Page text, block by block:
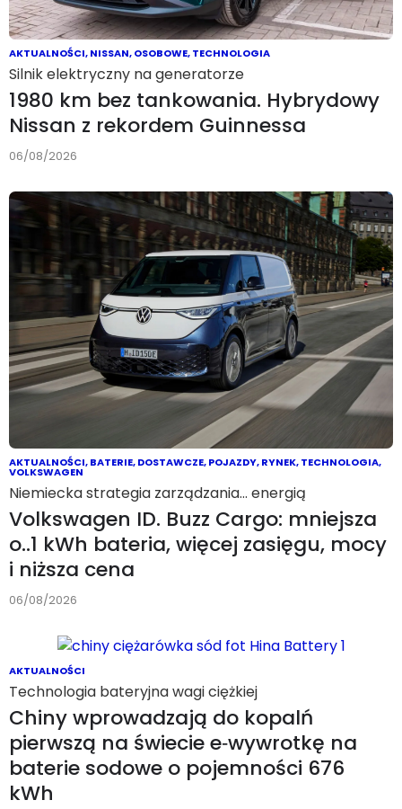
AKTUALNOŚCI,NISSAN,OSOBOWE,TECHNOLOGIA
Silnik elektryczny na generatorze
1980 km bez tankowania. Hybrydowy
Nissan z rekordem Guinnessa
06/08/2026
AKTUALNOŚCI,BATERIE,DOSTAWCZE,POJAZDY,RYNEK,TECHNOLOGIA,
VOLKSWAGEN
Niemiecka strategia zarządzania… energią
Volkswagen ID. Buzz Cargo: mniejsza
o..1 kWh bateria, więcej zasięgu, mocy
i niższa cena
06/08/2026
AKTUALNOŚCI
Technologia bateryjna wagi ciężkiej
Chiny wprowadzają do kopalń
pierwszą na świecie e‑wywrotkę na
baterie sodowe o pojemności 676
kWh